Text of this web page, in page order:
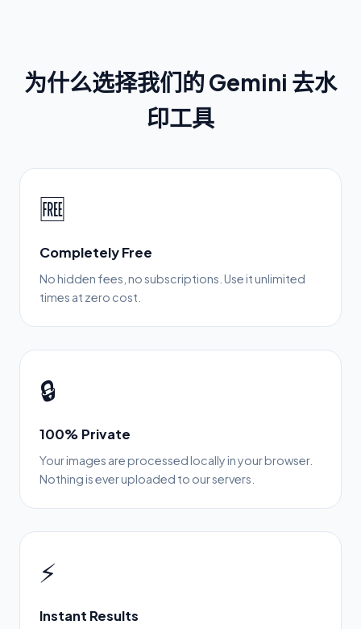
为什么选择我们的 Gemini 去水
印工具
🆓
Completely Free
No hidden fees, no subscriptions. Use it unlimited
times at zero cost.
🔒
100% Private
Your images are processed locally in your browser.
Nothing is ever uploaded to our servers.
⚡
Instant Results